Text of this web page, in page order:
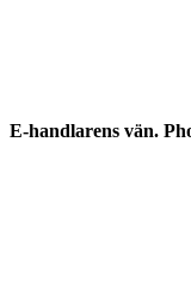
E-handlarens vän.